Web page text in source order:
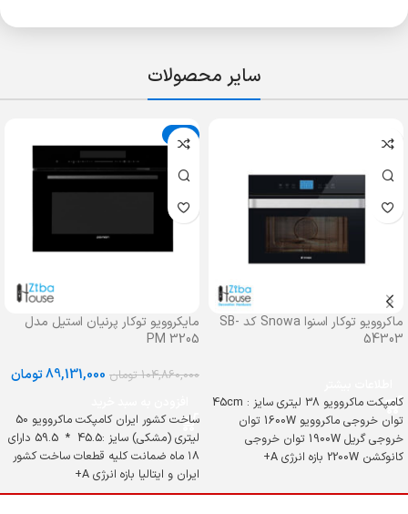
سایر محصولات
ماکروویو توکار اسنوا Snowa کد SB-
54303
کامپکت ماکروویو 38 لیتری سایز : 45cm
توان خروجی ماکروویو 1600W توان
خروجی گریل 1900W توان خروجی
کانوکشن 2200W بازه انرژی A+
حراج
مایکروویو توکار پرنیان استیل مدل
PM 3205
104,860,000 تومان 89,131,000تومان
ساخت کشور ایران کامپکت ماکروویو 50
لیتری (مشکی) سایز :45.5 * 59.5 دارای
۱۸ ماه ضمانت کلیه قطعات ساخت کشور
ایران و ایتالیا بازه انرژی A+